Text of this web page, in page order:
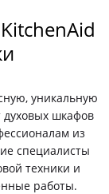
уникальную
духовых шкафов
из
специалисты
техники и
работы.